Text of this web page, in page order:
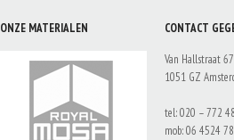
ONZE MATERIALEN CONTACT
Van Hallstraat 67
1051 GZ
tel: 020 – 772
mob: 06 4524